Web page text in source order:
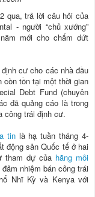
qua, trả lời câu hỏi của
- người “chủ xướng”
mới cho chấm dứt
cư cho các nhà đầu
còn tồn tại một thời gian
Debt Fund (chuyên
đã quảng cáo là trong
công trái định cư.
tinlà hạ tuần tháng 4-
động sản Quốc tế ở hai
tham dự của hãng môi
nhiệm bán công trái
Nhĩ Kỳ và Kenya với